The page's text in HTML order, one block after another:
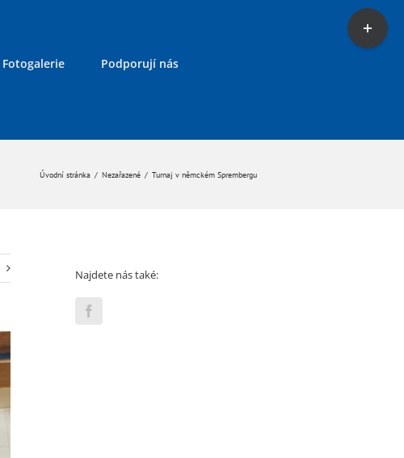
Fotogalerie Podporují nás
Úvodní stránka / Nezařazené / Turnaj v němckém Sprembergu
Najdete nás také:
Toggle
Sliding
Bar